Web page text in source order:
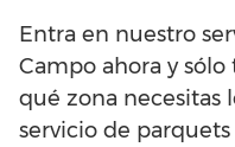
Entra en nuestro
Campo ahora y
qué zona necesitas
servicio de